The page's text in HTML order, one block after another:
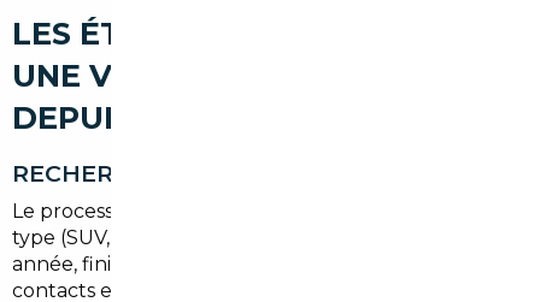
LES ÉTAPES POUR IMPORTER
UNE VOITURE D'OCCASION
DEPUIS LE TAILLAN-MÉDOC
RECHERCHE DU VÉHICULE
Le process commence par un brief précis : budget,
type (SUV, citadine, berline), kilométrage maximal,
année, finition. Le courtier scanne les annonces,
contacts et enchères en Europe.